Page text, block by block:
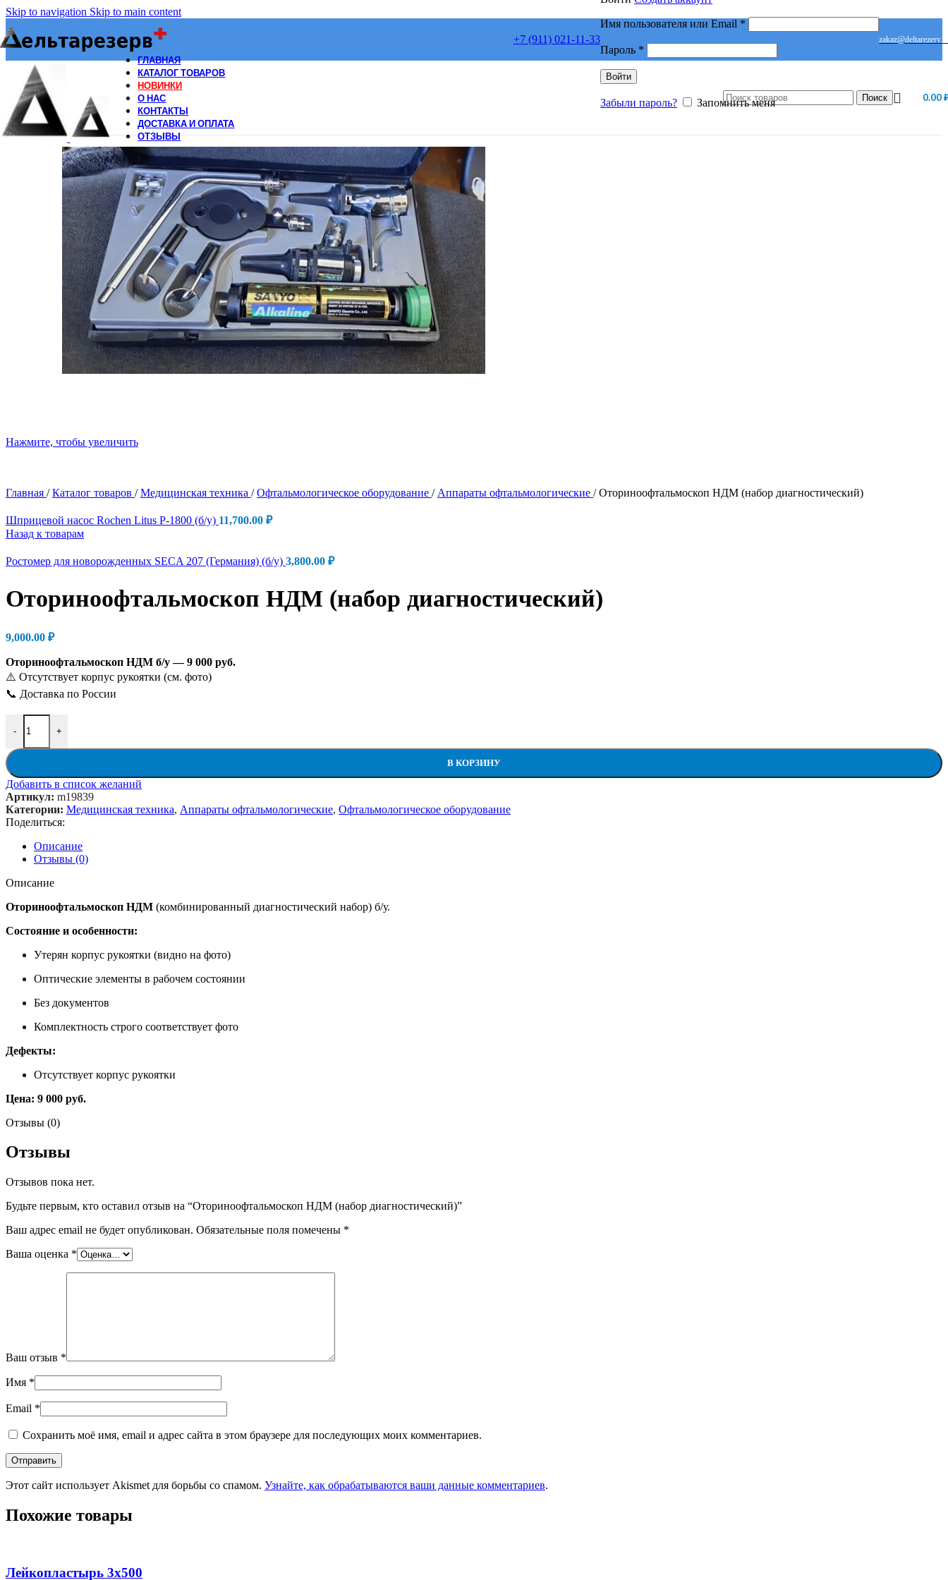
Skip to navigation Skip to main content
+7 (911) 021-11-33
Имя пользователя или Email *Обязательно
Пароль *
Войти
Забыли пароль? Запомнить меня
ГЛАВНАЯ
КАТАЛОГ ТОВАРОВ
НОВИНКИ
О НАС
КОНТАКТЫ
ДОСТАВКА И ОПЛАТА
ОТЗЫВЫ
Поиск 0.00
Нажмите, чтобы увеличить
Главная / Каталог товаров / Медицинская техника / Офтальмологическое оборудование / Аппараты офтальмологические / Оториноофтальмоскоп НДМ (набор диагностический)
Шприцевой насос Rochen Litus P-1800 (б/у) 11,700.00 ₽
Назад к товарам
Ростомер для новорожденных SECA 207 (Германия) (б/у) 3,800.00 ₽
Оториноофтальмоскоп НДМ (набор диагностический)
9,000.00 ₽
Оториноофтальмоскоп НДМ б/у — 9 000 руб.
⚠️ Отсутствует корпус рукоятки (см. фото)
📞 Доставка по России
-
Количество товара Оториноофтальмоскоп НДМ (набор диагностический)
+
В КОРЗИНУ
Добавить в список желаний
Артикул: m19839
Категории: Медицинская техника, Аппараты офтальмологические, Офтальмологическое оборудование
Поделиться:
Описание
Отзывы (0)
Описание
Оториноофтальмоскоп НДМ (комбинированный диагностический набор) б/у.
Состояние и особенности:
Утерян корпус рукоятки (видно на фото)
Оптические элементы в рабочем состоянии
Без документов
Комплектность строго соответствует фото
Дефекты:
Отсутствует корпус рукоятки
Цена: 9 000 руб.
Отзывы (0)
Отзывы
Отзывов пока нет.
Будьте первым, кто оставил отзыв на “Оториноофтальмоскоп НДМ (набор диагностический)”
Ваш адрес email не будет опубликован. Обязательные поля помечены *
Ваша оценка *
Ваш отзыв *
Имя *
Email *
Сохранить моё имя, email и адрес сайта в этом браузере для последующих моих комментариев.
Этот сайт использует Akismet для борьбы со спамом. Узнайте, как обрабатываются ваши данные комментариев.
Похожие товары
Лейкопластырь 3х500